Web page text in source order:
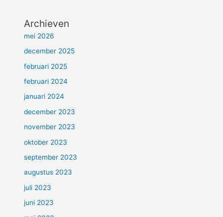
Archieven
mei 2026
december 2025
februari 2025
februari 2024
januari 2024
december 2023
november 2023
oktober 2023
september 2023
augustus 2023
juli 2023
juni 2023